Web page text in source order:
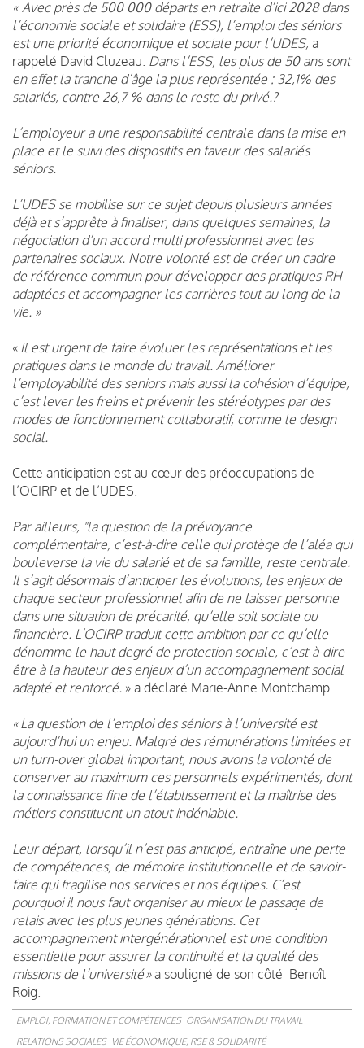
« Avec près de 500 000 départs en retraite d’ici 2028 dans
l’économie sociale et solidaire (ESS), l’emploi des séniors
est une priorité économique et sociale pour l’UDES, a
rappelé David Cluzeau. Dans l’ESS, les plus de 50 ans sont
en effet la tranche d’âge la plus représentée : 32,1% des
salariés, contre 26,7 % dans le reste du privé.?
L’employeur a une responsabilité centrale dans la mise en
place et le suivi des dispositifs en faveur des salariés
séniors.
L’UDES se mobilise sur ce sujet depuis plusieurs années
déjà et s’apprête à finaliser, dans quelques semaines, la
négociation d’un accord multi professionnel avec les
partenaires sociaux. Notre volonté est de créer un cadre
de référence commun pour développer des pratiques RH
adaptées et accompagner les carrières tout au long de la
vie. »
« Il est urgent de faire évoluer les représentations et les
pratiques dans le monde du travail. Améliorer
l’employabilité des seniors mais aussi la cohésion d’équipe,
c’est lever les freins et prévenir les stéréotypes par des
modes de fonctionnement collaboratif, comme le design
social.
Cette anticipation est au cœur des préoccupations de
l’OCIRP et de l’UDES.
Par ailleurs, "la question de la prévoyance
complémentaire, c’est-à-dire celle qui protège de l’aléa qui
bouleverse la vie du salarié et de sa famille, reste centrale.
Il s’agit désormais d’anticiper les évolutions, les enjeux de
chaque secteur professionnel afin de ne laisser personne
dans une situation de précarité, qu’elle soit sociale ou
financière. L’OCIRP traduit cette ambition par ce qu’elle
dénomme le haut degré de protection sociale, c’est-à-dire
être à la hauteur des enjeux d’un accompagnement social
adapté et renforcé. » a déclaré Marie-Anne Montchamp.
« La question de l’emploi des séniors à l’université est
aujourd’hui un enjeu. Malgré des rémunérations limitées et
un turn-over global important, nous avons la volonté de
conserver au maximum ces personnels expérimentés, dont
la connaissance fine de l’établissement et la maîtrise des
métiers constituent un atout indéniable.
Leur départ, lorsqu’il n’est pas anticipé, entraîne une perte
de compétences, de mémoire institutionnelle et de savoir-
faire qui fragilise nos services et nos équipes. C’est
pourquoi il nous faut organiser au mieux le passage de
relais avec les plus jeunes générations. Cet
accompagnement intergénérationnel est une condition
essentielle pour assurer la continuité et la qualité des
missions de l’université »a souligné de son côté Benoît
Roig.
EMPLOI, FORMATION ET COMPÉTENCES ORGANISATION DU TRAVAIL
RELATIONS SOCIALES VIE ÉCONOMIQUE, RSE & SOLIDARITÉ